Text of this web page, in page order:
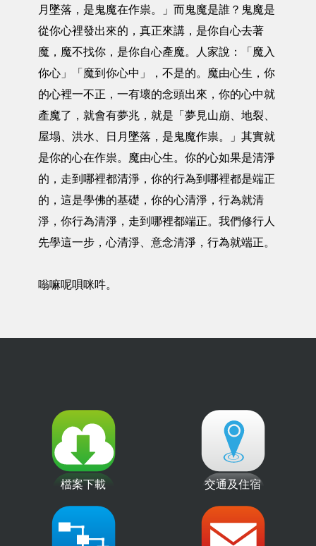
月墜落，是鬼魔在作祟。」而鬼魔是誰？鬼魔是
從你心裡發出來的，真正來講，是你自心去著
魔，魔不找你，是你自心產魔。人家說：「魔入
你心」「魔到你心中」，不是的。魔由心生，你
的心裡一不正，一有壞的念頭出來，你的心中就
產魔了，就會有夢兆，就是「夢見山崩、地裂、
屋塌、洪水、日月墜落，是鬼魔作祟。」其實就
是你的心在作祟。魔由心生。你的心如果是清淨
的，走到哪裡都清淨，你的行為到哪裡都是端正
的，這是學佛的基礎，你的心清淨，行為就清
淨，你行為清淨，走到哪裡都端正。我們修行人
先學這一步，心清淨、意念清淨，行為就端正。
嗡嘛呢唄咪吽。
檔案下載 交通及住宿